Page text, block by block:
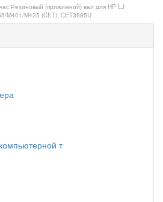
Резиновый (прижимной) вал для HP LJ
M401/M425 (CET), CET3685U
т